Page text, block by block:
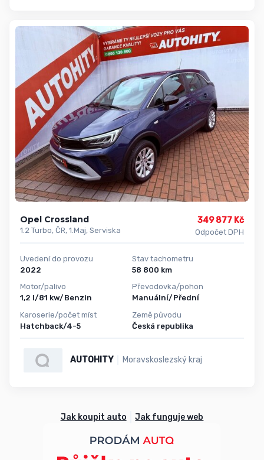
Opel Crossland
1.2 Turbo, ČR, 1.Maj, Serviska
349 877 Kč
Odpočet DPH
Uvedení do provozu
2022
Motor/palivo
1,2 l/81 kw/Benzin
Karoserie/počet míst
Hatchback/4-5
Stav tachometru
58 800 km
Převodovka/pohon
Manuální/Přední
Země původu
Česká republika
AUTOHITY Moravskoslezský kraj
Jak koupit auto Jak funguje web